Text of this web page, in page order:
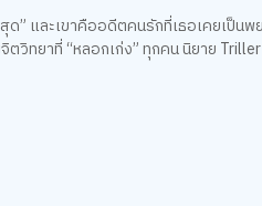
และเขาคืออดีตคนรักที่เธอเคยเป็น
ทยาที่ “หลอกเก่ง” ทุกคน นิยาย